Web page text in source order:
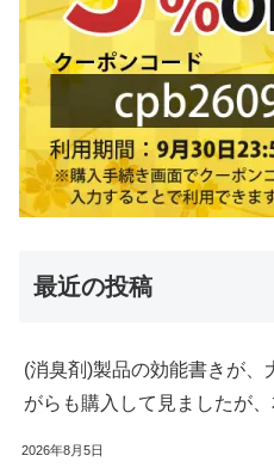
最近の投稿
(消臭剤)製品の効能書きが、
がらも購入して見ましたが、
2026年8月5日